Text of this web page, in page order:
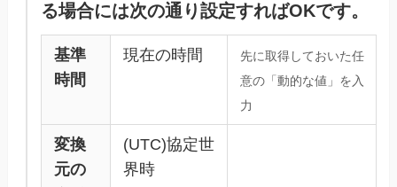
る場合には次の通り設定すればOKです。
基準
時間
現在の時間
先に取得しておいた任
意の「動的な値」を入
力
変換
元の
(UTC)協定世
界時